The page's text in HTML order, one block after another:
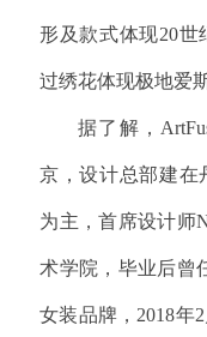
形及款式体现20世
过绣花体现极地爱
据了解，
京，设计总部建在
为主，首席设计师
术学院，毕业后曾
女装品牌，2018年